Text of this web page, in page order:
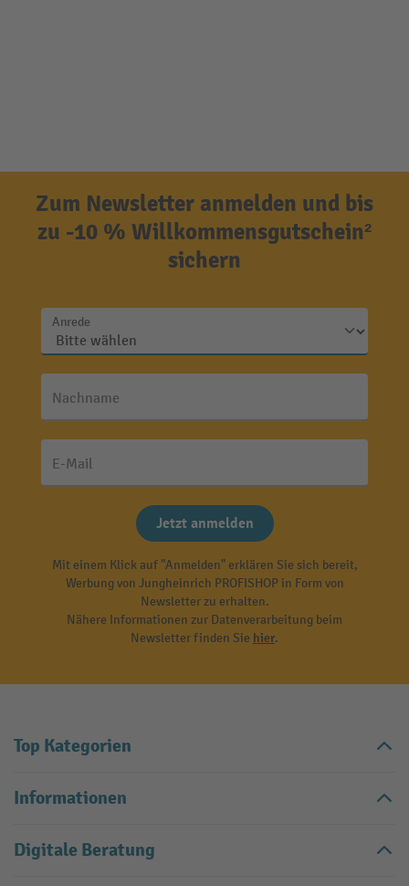
Zum Newsletter anmelden und bis
zu -10 % Willkommensgutschein²
sichern
Anrede
Nachname
E-Mail
Jetzt anmelden
Mit einem Klick auf "Anmelden" erklären Sie sich bereit,
Werbung von Jungheinrich PROFISHOP in Form von
Newsletter zu erhalten.
Nähere Informationen zur Datenverarbeitung beim
Newsletter finden Sie hier.
Top Kategorien
Informationen
Digitale Beratung